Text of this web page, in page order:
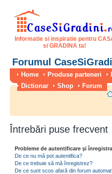
Informatie si inspiratie pentru
si GRADINA ta!
Forumul
Home Produse parteneri
Dictionar
Shop Forum
Întrebări puse frecvent
Probleme de autentificare şi
De ce nu mă pot autentifica?
De ce trebuie să mă înregistrez?
De ce sunt scos afară din forum